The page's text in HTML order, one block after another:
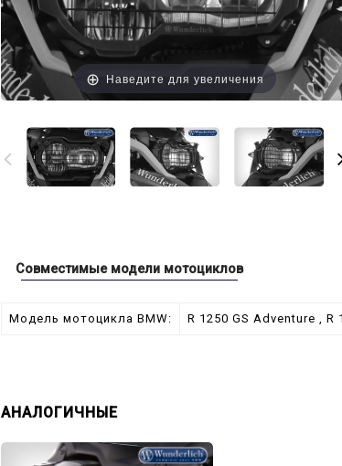
Наведите для увеличения
Совместимые модели мотоциклов
Модель мотоцикла BMW: R 1250 GS Adventure , R
АНАЛОГИЧНЫЕ